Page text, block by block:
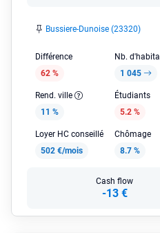
Bussiere-Dunoise (23320)
Différence
62 %
Nb.
1 045
Rend. ville
11 %
Étudiants
5.2 %
Loyer HC conseillé
502 €/mois
Chômage
8.7 %
Cash flow
-13 €